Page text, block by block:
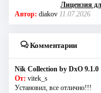
Лицензия
Автор: diakov 11.07.2026
Комментарии
Nik Collection by DxO 9.1.0
От: vitek_s
Установил, все отлично!!!